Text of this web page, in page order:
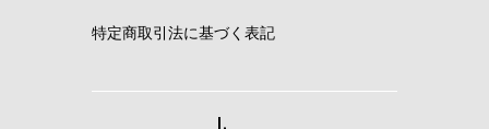
特定商取引法に基づく表記